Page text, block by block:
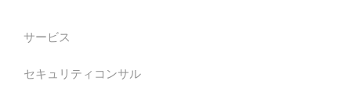
サービス
セキュリティコンサル